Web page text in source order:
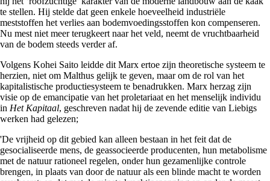
te stellen. Hij stelde dat geen enkele hoeveelheid industriële
meststoffen het verlies aan bodemvoedingsstoffen kon compenseren.
Nu mest niet meer terugkeert naar het veld, neemt de vruchtbaarheid
van de bodem steeds verder af.
Volgens Kohei Saito leidde dit Marx ertoe zijn theoretische systeem te
herzien, niet om Malthus gelijk te geven, maar om de rol van het
kapitalistische productiesysteem te benadrukken. Marx herzag zijn
visie op de emancipatie van het proletariaat en het menselijk individu
in Het Kapitaal, geschreven nadat hij de zevende editie van Liebigs
werken had gelezen;
'De vrijheid op dit gebied kan alleen bestaan in het feit dat de
gesocialiseerde mens, de geassocieerde producenten, hun metabolisme
met de natuur rationeel regelen, onder hun gezamenlijke controle
brengen, in plaats van door de natuur als een blinde macht te worden